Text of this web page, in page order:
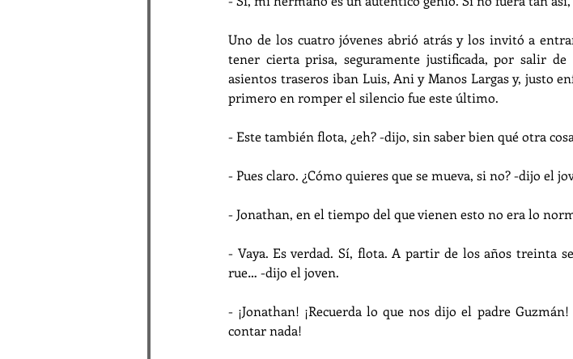
Uno de los cuatro jóvenes abrió atrás y los invitó a
tener cierta prisa, seguramente justificada, por salir
asientos traseros iban Luis, Ani y Manos Largas y, justo
primero en romper el silencio fue este último.
- Este también flota, ¿eh? -dijo, sin saber bien qué otra
- Pues claro. ¿Cómo quieres que se mueva, si no? -dijo el
- Jonathan, en el tiempo del que vienen esto no era lo
- Vaya. Es verdad. Sí, flota. A partir de los años treinta
rue… -dijo el joven.
- ¡Jonathan! ¡Recuerda lo que nos dijo el padre
contar nada!